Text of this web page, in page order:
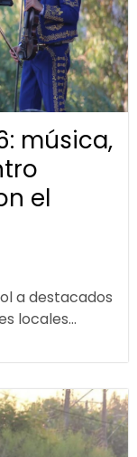
música,
el
a destacados
locales...